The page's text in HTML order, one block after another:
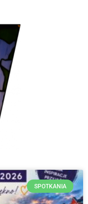
SPOTKANIA